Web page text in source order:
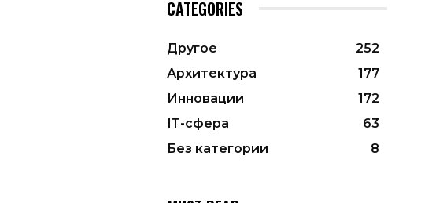
CATEGORIES
Другое
252
Архитектура
177
Инновации
172
ІТ-сфера
63
Без категории
8